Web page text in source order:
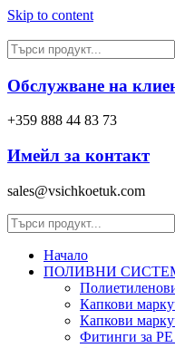
Skip to content
Обслужване на
+359 888 44 83 73
Имейл за контакт
sales@vsichkoetuk.com
Начало
ПОЛИВНИ
Капкови
Капкови
Фитинги за PE